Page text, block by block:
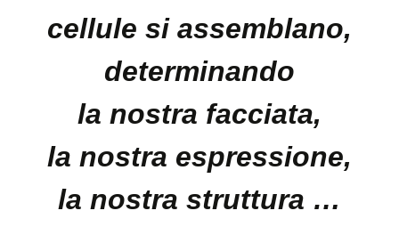
cellule si assemblano,
determinando
la nostra facciata,
la nostra espressione,
la nostra struttura …